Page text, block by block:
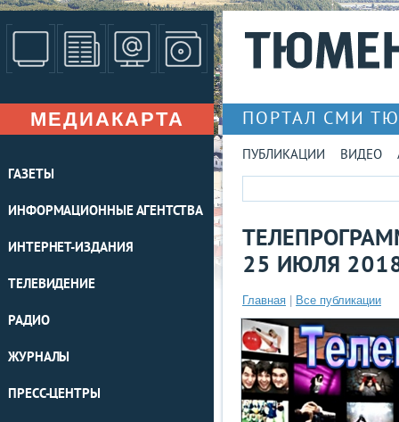
МЕДИАКАРТА
ГАЗЕТЫ
ИНФОРМАЦИОННЫЕ АГЕНТСТВА
ИНТЕРНЕТ-ИЗДАНИЯ
ТЕЛЕВИДЕНИЕ
РАДИО
ЖУРНАЛЫ
ПРЕСС-ЦЕНТРЫ
ПОРТАЛ СМИ
ПУБЛИКАЦИИ ВИДЕО
25 ИЮЛЯ
Главная Все публикации